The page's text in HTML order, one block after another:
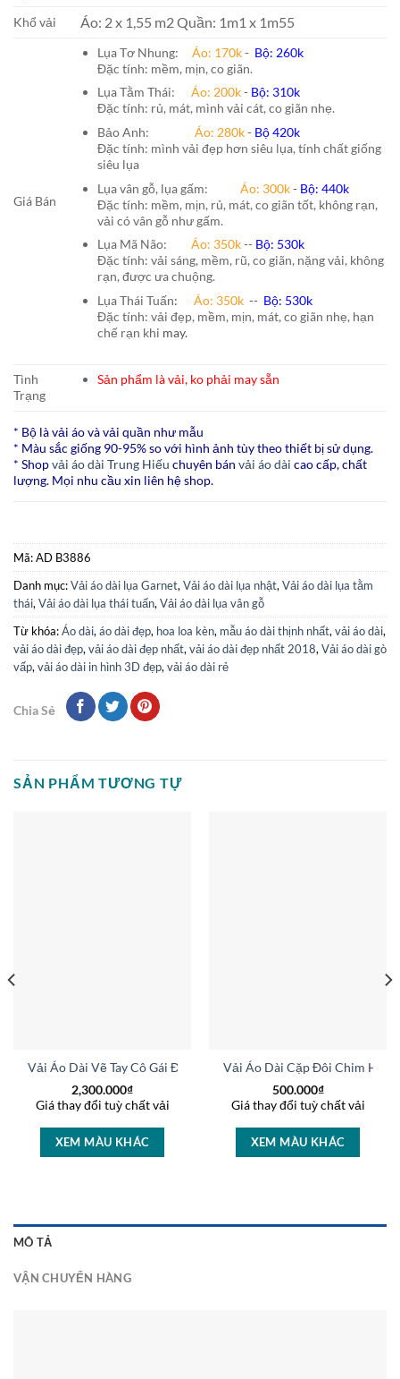
Khổ vải Áo: 2 x 1,55 m2 Quần: 1m1 x 1m55
Giá Bán
Lụa Tơ Nhung: Áo: 170k- Bộ: 260k
Đặc tính: mềm, mịn, co giãn.
Lụa Tằm Thái: Áo: 200k- Bộ: 310k
Đặc tính: rủ, mát, mình vải cát, co giãn nhẹ.
Bảo Anh: Áo: 280k- Bộ 420k
Đặc tính: mình vải đẹp hơn siêu lụa, tính chất giống
siêu lụa
Lụa vân gỗ, lụa gấm: Áo: 300k- Bộ: 440k
Đặc tính: mềm, mịn, rủ, mát, co giãn tốt, không rạn,
vải có vân gỗ như gấm.
Lụa Mã Não: Áo: 350k-- Bộ: 530k
Đặc tính: vải sáng, mềm, rũ, co giãn, nặng vải, không
rạn, được ưa chuộng.
Lụa Thái Tuấn: Áo: 350k-- Bộ: 530k
Đặc tính: vải đẹp, mềm, mịn, mát, co giãn nhẹ, hạn
chế rạn khi may.
Tình
Trạng
Sản phẩm là vải, ko phải may sẵn
* Bộ là vải áo và vải quần như mẫu
* Màu sắc giống 90-95% so với hình ảnh tùy theo thiết bị sử dụng.
* Shopvải áo dài Trung Hiếu chuyên bán vải áo dài cao cấp, chất
lượng. Mọi nhu cầu xin liên hệ shop.
Mã:AD B3886
Danh mục:Vải áo dài lụa Garnet, Vải áo dài lụa nhật, Vải áo dài lụa tằm
thái, Vải áo dài lụa thái tuấn, Vải áo dài lụa vân gỗ
Từ khóa:Áo dài, áo dài đẹp, hoa loa kèn, mẫu áo dài thịnh nhất, vải áo dài,
vải áo dài đẹp, vải áo dài đẹp nhất, vải áo dài đẹp nhất 2018, Vải áo dài gò
vấp, vải áo dài in hình 3D đẹp, vải áo dài rẻ
Chia Sẻ
SẢN PHẨM TƯƠNG TỰ
Vải Áo Dài Vẽ Tay Cô Gái Đánh Đàn Thu Hút AD V26119
2,300.000₫
Giá thay đổi tuỳ chất vải
XEM MÀU KHÁC
Vải Áo Dài Cặp Đôi Chim Hạc
500.000₫
Giá thay đổi tuỳ chất vải
XEM MÀU KHÁC
Sang Trọng AD V26080
MÔ TẢ
VẬN CHUYỂN HÀNG